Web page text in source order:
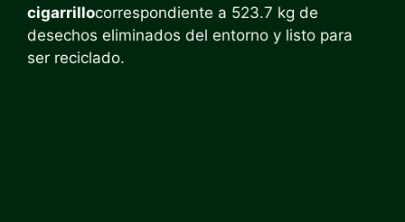
cigarrillocorrespondiente a 523.7 kg de
desechos eliminados del entorno y listo para
ser reciclado.